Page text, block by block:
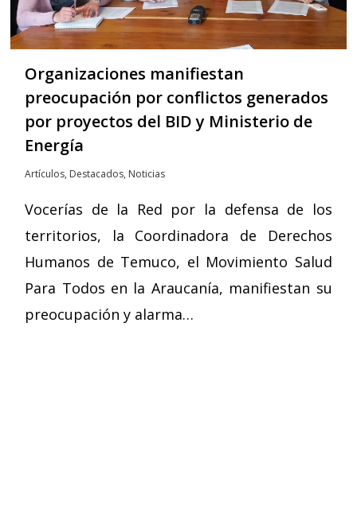
Organizaciones manifiestan
preocupación por conflictos generados
por proyectos del BID y Ministerio de
Energía
Artículos, Destacados, Noticias
Vocerías de la Red por la defensa de los
territorios, la Coordinadora de Derechos
Humanos de Temuco, el Movimiento Salud
Para Todos en la Araucanía, manifiestan su
preocupación y alarma…